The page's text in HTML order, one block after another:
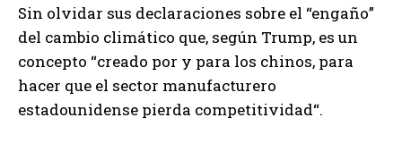
Sin olvidar sus declaraciones sobre el “engaño”
del cambio climático que, según Trump, es un
concepto “creado por y para los chinos, para
hacer que el sector manufacturero
estadounidense pierda competitividad“.